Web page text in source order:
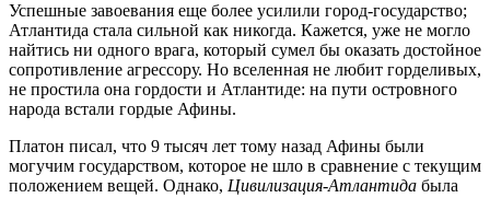
Успешные завоевания еще более усилили город-государство;
Атлантида стала сильной как никогда. Кажется, уже не могло
найтись ни одного врага, который сумел бы оказать достойное
сопротивление агрессору. Но вселенная не любит горделивых,
не простила она гордости и Атлантиде: на пути островного
народа встали гордые Афины.
Платон писал, что 9 тысяч лет тому назад Афины были
могучим государством, которое не шло в сравнение с текущим
положением вещей. Однако, Цивилизация-Атлантида была